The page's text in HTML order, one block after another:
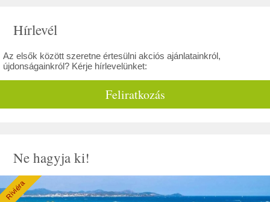
Hírlevél
Az elsők között szeretne értesülni akciós ajánlatainkról,
újdonságainkról? Kérje hírlevelünket:
Feliratkozás
Ne hagyja ki!
Riviéra